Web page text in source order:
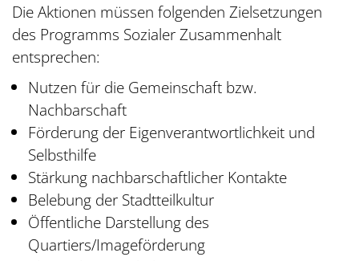
Die Aktionen müssen folgenden Zielsetzungen
des Programms Sozialer Zusammenhalt
entsprechen:
Nutzen für die Gemeinschaft bzw.
Nachbarschaft
Förderung der Eigenverantwortlichkeit und
Selbsthilfe
Stärkung nachbarschaftlicher Kontakte
Belebung der Stadtteilkultur
Öffentliche Darstellung des
Quartiers/Imageförderung